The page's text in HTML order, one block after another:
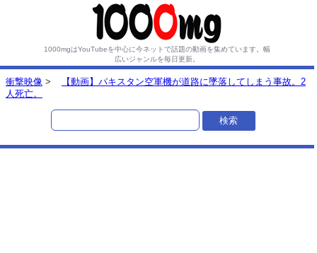
1000mgはYouTubeを中心に今ネットで話題の動画を集めています。 幅
広いジャンルを毎日更新。
衝撃映像 >
【動画】パキスタン空軍機が道路に墜落してしまう事故。2
人死亡。